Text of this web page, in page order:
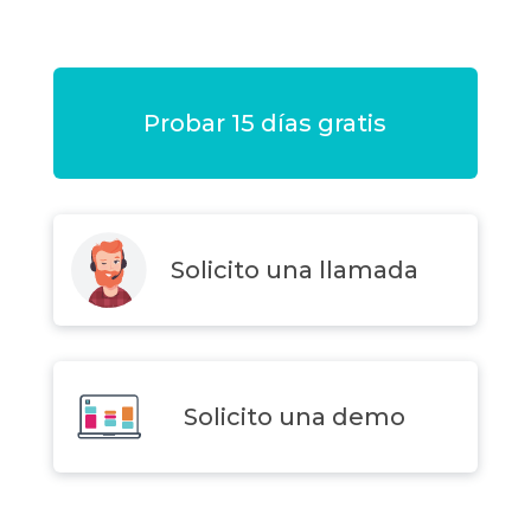
Probar 15 días gratis
Solicito una llamada
Solicito una demo